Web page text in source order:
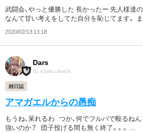
武闘会、やっと優勝した 長かったー 先人様達
なんて甘い考えをしてた自分を恥じてます。
2020/02/13 13:18
Dars
ID: k7p6fcc4we56
雑日誌
アマガエルからの愚痴
もうね、呆れるわ つか、何でフルパで殴るね
強いのか？ 団子投げる間も無く終了。。。 ...